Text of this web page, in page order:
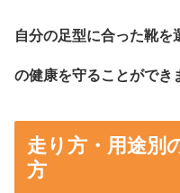
自分の足型に合った靴を
の健康を守ることができ
走り方・用途別
方